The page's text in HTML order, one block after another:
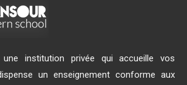
institution privée qui accueille vos
un enseignement conforme aux